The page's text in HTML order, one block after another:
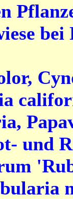
bei
und